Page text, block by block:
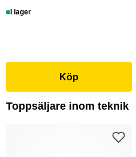
I lager
Köp
Toppsäljare inom teknik